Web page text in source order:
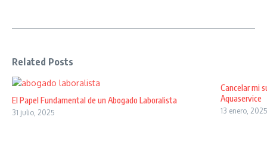
Related Posts
El Papel Fundamental de un Abogado Laboralista
31 julio, 2025
Cancelar mi
Aquaservice
13 enero, 2025